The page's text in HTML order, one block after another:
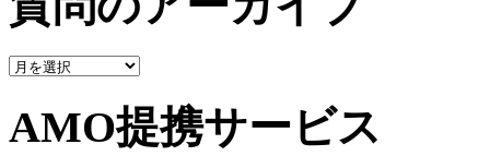
質
の
ア
AMO提携サービス